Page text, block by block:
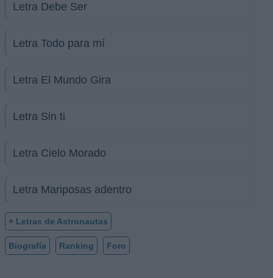
Letra Debe Ser
Letra Todo para mí
Letra El Mundo Gira
Letra Sin ti
Letra Cielo Morado
Letra Mariposas adentro
+ Letras de Astronautas
Biografía Ranking Foro